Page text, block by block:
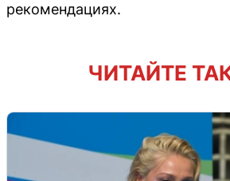
рекомендациях.
ЧИТАЙТЕ